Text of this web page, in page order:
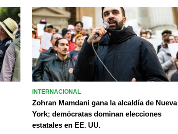
INTERNACIONAL
Zohran Mamdani gana la alcaldía de Nueva
York; demócratas dominan elecciones
estatales en EE. UU.